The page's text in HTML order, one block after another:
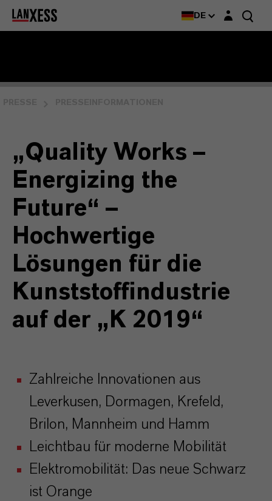
DE Login-Maske
„Quality Works –
Energizing the
Future“ –
Hochwertige
Lösungen für die
Kunststoffindustrie
auf der „K 2019“
Zahlreiche Innovationen aus
Leverkusen, Dormagen, Krefeld,
Brilon, Mannheim und Hamm
Leichtbau für moderne Mobilität
Elektromobilität: Das neue Schwarz
ist Orange